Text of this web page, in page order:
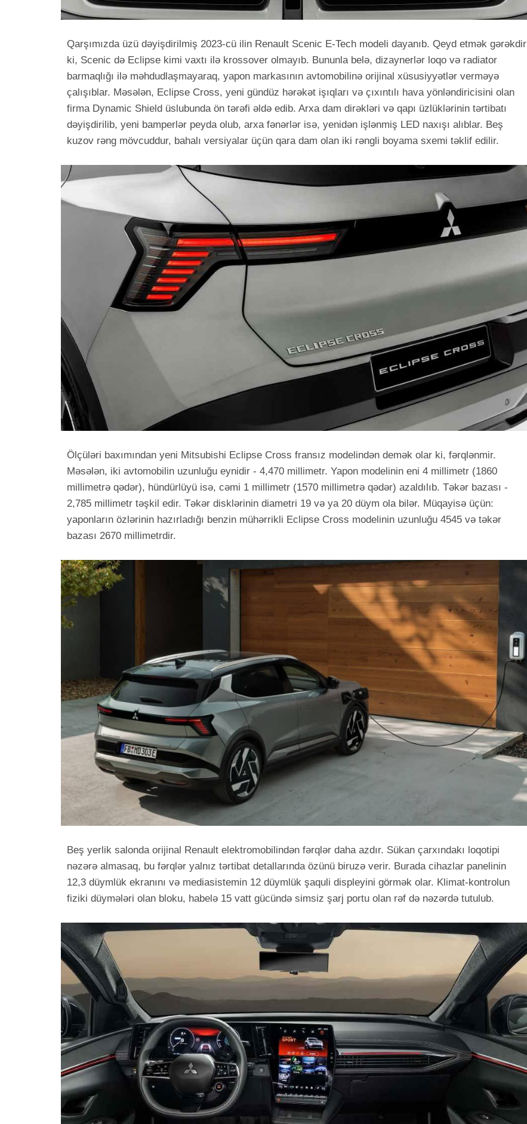
Qarşımızda üzü dəyişdirilmiş 2023-cü ilin Renault Scenic E-Tech modeli dayanıb. Qeyd etmək gərəkdir
ki, Scenic də Eclipse kimi vaxtı ilə krossover olmayıb. Bununla belə, dizaynerlər loqo və radiator
barmaqlığı ilə məhdudlaşmayaraq, yapon markasının avtomobilinə orijinal xüsusiyyətlər verməyə
çalışıblar. Məsələn, Eclipse Cross, yeni gündüz hərəkət işıqları və çıxıntılı hava yönləndiricisini olan
firma Dynamic Shield üslubunda ön tərəfi əldə edib. Arxa dam dirəkləri və qapı üzlüklərinin tərtibatı
dəyişdirilib, yeni bamperlər peyda olub, arxa fənərlər isə, yenidən işlənmiş LED naxışı alıblar. Beş
kuzov rəng mövcuddur, bahalı versiyalar üçün qara dam olan iki rəngli boyama sxemi təklif edilir.
Ölçüləri baxımından yeni Mitsubishi Eclipse Cross fransız modelindən demək olar ki, fərqlənmir.
Məsələn, iki avtomobilin uzunluğu eynidir - 4,470 millimetr. Yapon modelinin eni 4 millimetr (1860
millimetrə qədər), hündürlüyü isə, cəmi 1 millimetr (1570 millimetrə qədər) azaldılıb. Təkər bazası -
2,785 millimetr təşkil edir. Təkər disklərinin diametri 19 və ya 20 düym ola bilər. Müqayisə üçün:
yaponların özlərinin hazırladığı benzin mühərrikli Eclipse Cross modelinin uzunluğu 4545 və təkər
bazası 2670 millimetrdir.
Beş yerlik salonda orijinal Renault elektromobilindən fərqlər daha azdır. Sükan çarxındakı loqotipi
nəzərə almasaq, bu fərqlər yalnız tərtibat detallarında özünü biruzə verir. Burada cihazlar panelinin
12,3 düymlük ekranını və mediasistemin 12 düymlük şaquli displeyini görmək olar. Klimat-kontrolun
fiziki düymələri olan bloku, habelə 15 vatt gücündə simsiz şarj portu olan rəf də nəzərdə tutulub.